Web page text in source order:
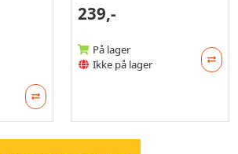
239,-
På lager
Ikke på lager